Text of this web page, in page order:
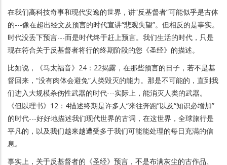
在我们高科技奇事和现代安逸的世界，讲“反基督者”可能似乎是古体
的---像在超出经文及预言的时代宣讲“悲观失望”。但相反的是事实。
时代没丢下预言---而是时代终于赶上预言。我们生活的时代，只是
现在符合关于反基督者将行的终期阶段的您《圣经》的描述。
比如说，《马太福音》24：22揭露，在那些预言的日子，若不是基
督回来，“没有肉体会避免”人类毁灭的能力。那是不可能的，直到我
们进入大规模杀伤性武器的时代---实际上，能消灭人类的武器。
《但以理书》12：4描述终期是许多人“来往奔跑”以及“知识必增加”
的时代---好好地描述我们现代世界的古词，在这世界，全球旅行是
平凡的，以及我们越来越遭受多于我们可能能处理的每日充满的信
息。
事实上，关于反基督者的《圣经》预言，不是布满灰尘的古作品、